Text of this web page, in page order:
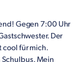
Gegen 7:00 Uhr
Der
cool für mich.
Mein